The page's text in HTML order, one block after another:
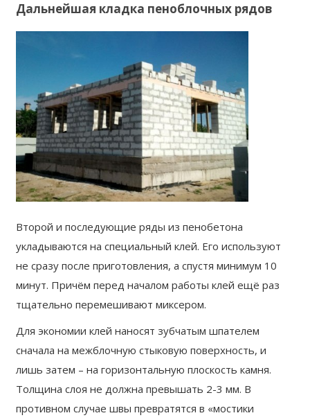
Дальнейшая кладка пеноблочных рядов
Второй и последующие ряды из пенобетона
укладываются на специальный клей. Его используют
не сразу после приготовления, а спустя минимум 10
минут. Причём перед началом работы клей ещё раз
тщательно перемешивают миксером.
Для экономии клей наносят зубчатым шпателем
сначала на межблочную стыковую поверхность, и
лишь затем – на горизонтальную плоскость камня.
Толщина слоя не должна превышать 2-3 мм. В
противном случае швы превратятся в «мостики